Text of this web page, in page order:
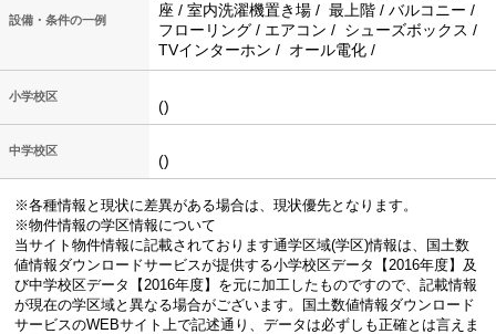
設備・条件の一例
座 / 室内洗濯機置き場 / 最上階 / バルコニー /
フローリング / エアコン / シューズボックス /
TVインターホン / オール電化 /
小学校区
()
中学校区
()
※各種情報と現状に差異がある場合は、現状優先となります。
※物件情報の学区情報について
当サイト物件情報に記載されております通学区域(学区)情報は、国土数
値情報ダウンロードサービスが提供する小学校区データ【2016年度】及
び中学校区データ【2016年度】を元に加工したものですので、記載情報
が現在の学区域と異なる場合がございます。国土数値情報ダウンロード
サービスのWEBサイト上で記述通り、データは必ずしも正確とは言えま